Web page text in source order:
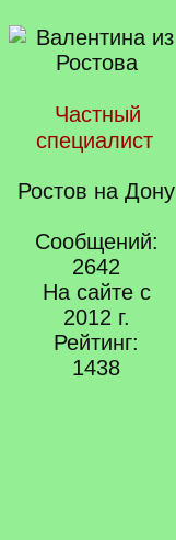
Частный
специалист
Ростов на Дону
Сообщений:
2642
На сайте с
2012 г.
Рейтинг:
1438